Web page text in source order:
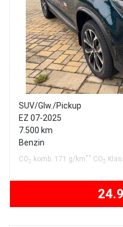
SUV/Glw./Pickup
EZ 07-2025
7.500 km
Benzin
CO2 komb.:171 g/km ** CO2